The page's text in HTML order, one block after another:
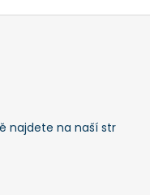
najdete na naší str